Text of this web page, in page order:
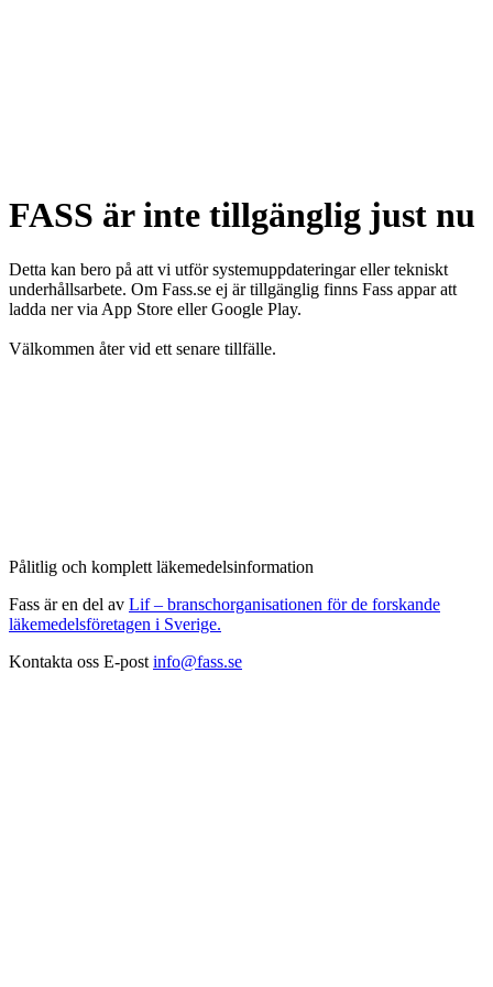
FASS är inte tillgänglig just nu
Detta kan bero på att vi utför systemuppdateringar eller tekniskt
underhållsarbete. Om Fass.se ej är tillgänglig finns Fass appar att
ladda ner via App Store eller Google Play.
Välkommen åter vid ett senare tillfälle.
Pålitlig och komplett läkemedelsinformation
Fass är en del av Lif – branschorganisationen för de forskande
läkemedelsföretagen i Sverige.
Kontakta oss E-post info@fass.se